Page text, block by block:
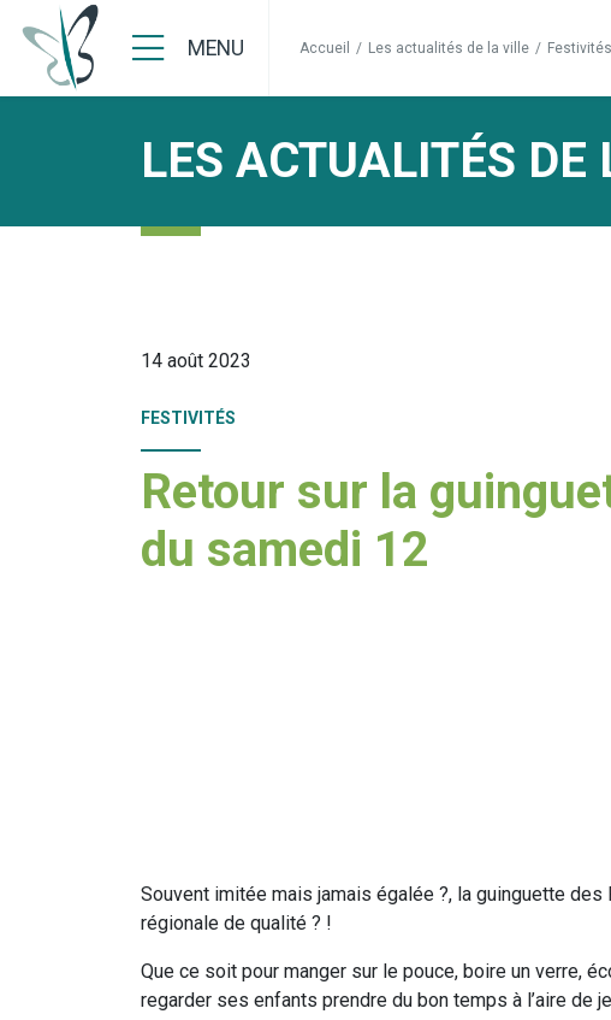
MENU Accueil / Les actualités de la ville / Festivités
LES ACTUALITÉS DE
14 août 2023
FESTIVITÉS
Retour sur la
du samedi 12
Souvent imitée mais jamais égalée ?, la guinguette
régionale de qualité ? !
Que ce soit pour manger sur le pouce, boire un verre,
regarder ses enfants prendre du bon temps à l’aire de